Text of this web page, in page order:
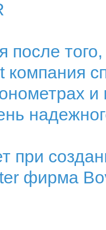
после
компания
и
при
фирма